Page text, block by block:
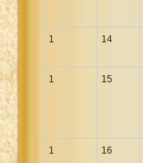
1 14
1 15
1 16